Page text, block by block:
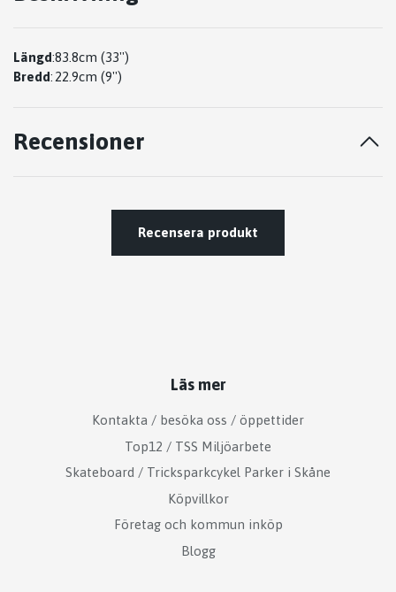
Längd:83.8cm (33'')
Bredd: 22.9cm (9'')
Recensioner
Recensera produkt
Läs mer
Kontakta / besöka oss / öppettider
Top12 / TSS Miljöarbete
Skateboard / Tricksparkcykel Parker i Skåne
Köpvillkor
Företag och kommun inköp
Blogg